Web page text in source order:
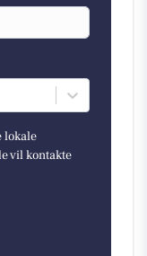
lokale
vil kontakte